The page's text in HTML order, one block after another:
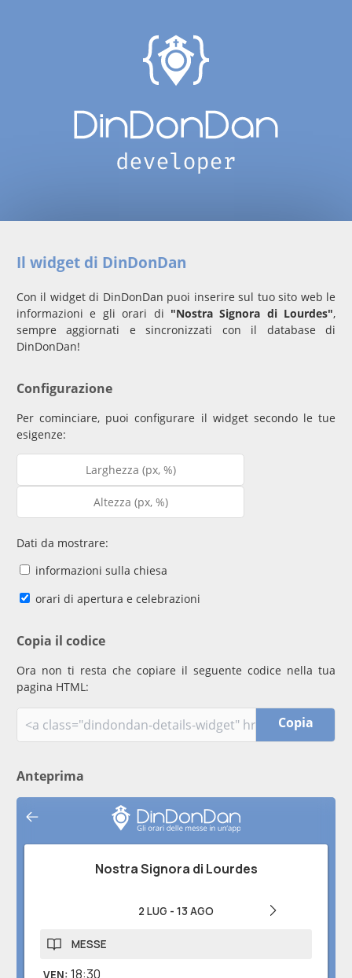
Il widget di DinDonDan
Con il widget di DinDonDan puoi inserire sul tuo sito web le
informazioni e gli orari di "Nostra Signora di Lourdes",
sempre aggiornati e sincronizzati con il database di
DinDonDan!
Configurazione
Per cominciare, puoi configurare il widget secondo le tue
esigenze:
Dati da mostrare:
informazioni sulla chiesa
orari di apertura e celebrazioni
Copia il codice
Ora non ti resta che copiare il seguente codice nella tua
pagina HTML:
Copia
Anteprima